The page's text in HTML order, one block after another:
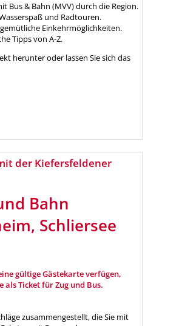
Bus & Bahn (MVV) durch die Region.
und Radtouren.
Einkehrmöglichkeiten.
Tipps von A-Z.
herunter oder lassen Sie sich das
der Kiefersfeldener
Bahn
Schliersee
gültige Gästekarte verfügen,
als Ticket für Zug und Bus.
zusammengestellt, die Sie mit